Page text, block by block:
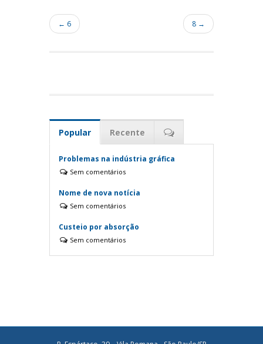
← 6 8 →
Popular Recente
Problemas na indústria gráfica
Sem comentários
Nome de nova notícia
Sem comentários
Custeio por absorção
Sem comentários